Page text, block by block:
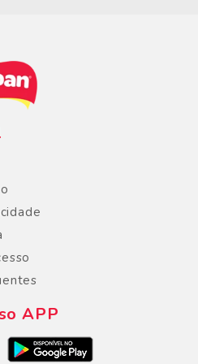
APP